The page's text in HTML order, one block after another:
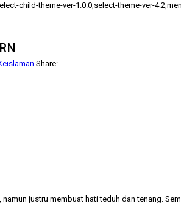
child-theme-ver-1.0.0,select-theme-ver-
Share:
justru membuat hati teduh dan tenang.